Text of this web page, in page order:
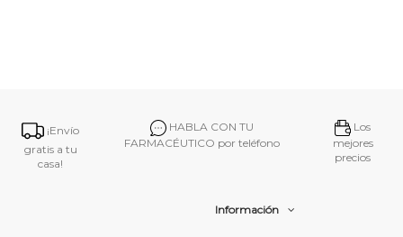
¡Envío
gratis a tu
casa!
HABLA CON TU
FARMACÉUTICO por teléfono
Los
mejores
precios
Información